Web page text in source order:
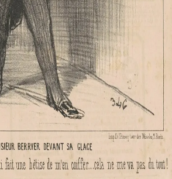
me flatter ...
trop
d'avoir ...
au moment ou j'écris
sa glace ...